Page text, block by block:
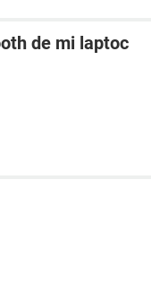
de mi laptoc